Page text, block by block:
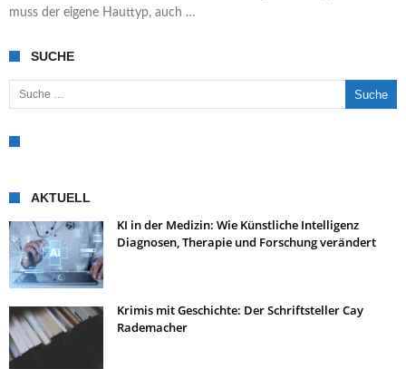
muss der eigene Hauttyp, auch …
SUCHE
Suche nach:
AKTUELL
KI in der Medizin: Wie Künstliche Intelligenz
Diagnosen, Therapie und Forschung verändert
Krimis mit Geschichte: Der Schriftsteller Cay
Rademacher